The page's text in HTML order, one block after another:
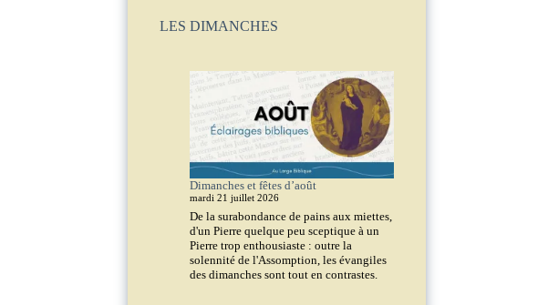
LES DIMANCHES
Dimanches et fêtes d’août
mardi 21 juillet 2026
De la surabondance de pains aux miettes,
d'un Pierre quelque peu sceptique à un
Pierre trop enthousiaste : outre la
solennité de l'Assomption, les évangiles
des dimanches sont tout en contrastes.